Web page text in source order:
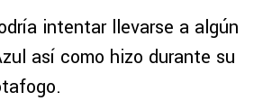
intentar llevarse a algún
así como hizo durante su